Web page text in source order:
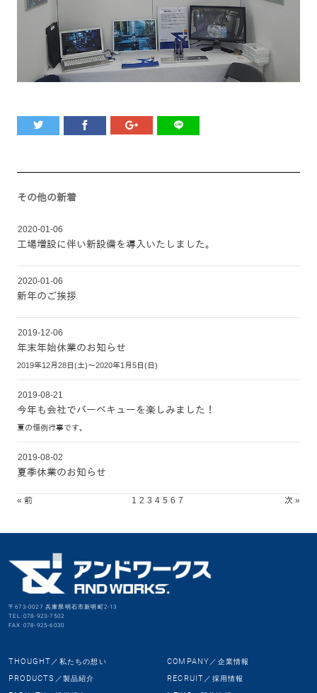
その他の新着
2020-01-06
工場増設に伴い新設備を導入いたしました。
2020-01-06
新年のご挨拶
2019-12-06
年末年始休業のお知らせ
2019年12月28日(土)～2020年1月5日(日)
2019-08-21
今年も会社でバーベキューを楽しみました！
夏の恒例行事です。
2019-08-02
夏季休業のお知らせ
« 前 1 2 3 4 5 6 7 次 »
〒673-0027 兵庫県明石市新明町2-13
TEL:078-923-7502
FAX:078-925-6030
THOUGHT ／私たちの想い COMPANY ／企業情報
PRODUCTS ／製品紹介 RECRUIT ／採用情報